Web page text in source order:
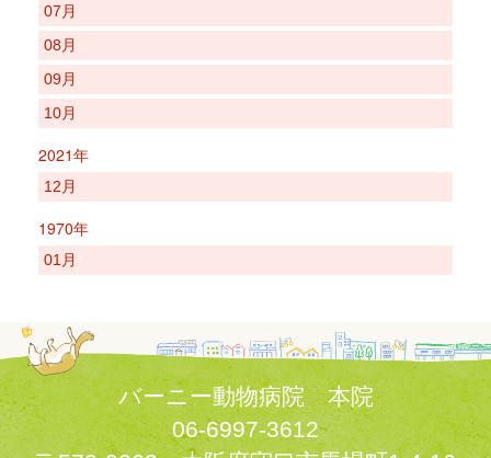
07月
08月
09月
10月
2021年
12月
1970年
01月
バーニー動物病院 本院
06-6997-3612